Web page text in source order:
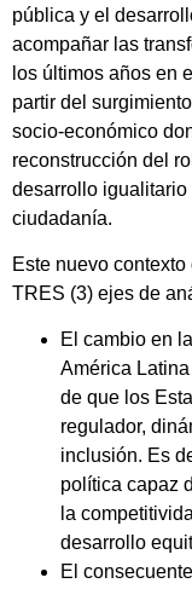
pública y el
acompañar las
los últimos años en
partir del
socio-económico
reconstrucción del
desarrollo
ciudadanía.
Este nuevo
TRES (3) ejes de
El cambio en
América
de que los
regulador,
inclusión. Es
política capaz
la
desarrollo
El